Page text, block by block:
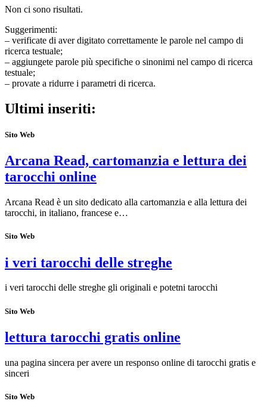
Non ci sono risultati.
Suggerimenti:
– verificate di aver digitato correttamente le parole nel campo di
ricerca testuale;
– aggiungete parole più specifiche o sinonimi nel campo di ricerca
testuale;
– provate a ridurre i parametri di ricerca.
Ultimi inseriti:
Sito Web
Arcana Read, cartomanzia e lettura dei
tarocchi online
Arcana Read è un sito dedicato alla cartomanzia e alla lettura dei
tarocchi, in italiano, francese e…
Sito Web
i veri tarocchi delle streghe
i veri tarocchi delle streghe gli originali e potetni tarocchi
Sito Web
lettura tarocchi gratis online
una pagina sincera per avere un responso online di tarocchi gratis e
sinceri
Sito Web